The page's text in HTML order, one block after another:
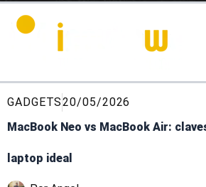
GADGETS20/05/2026
MacBook Neo vs MacBook Air:
laptop ideal